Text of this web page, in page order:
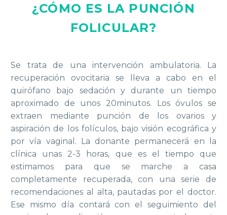
¿CÓMO ES LA PUNCIÓN
FOLICULAR?
Se trata de una intervención ambulatoria. La
recuperación ovocitaria se lleva a cabo en el
quirófano bajo sedación y durante un tiempo
aproximado de unos 20minutos. Los óvulos se
extraen mediante punción de los ovarios y
aspiración de los folículos, bajo visión ecográfica y
por vía vaginal. La donante permanecerá en la
clínica unas 2-3 horas, que es el tiempo que
estimamos para que se marche a casa
completamente recuperada, con una serie de
recomendaciones al alta, pautadas por el doctor.
Ese mismo día contará con el seguimiento del